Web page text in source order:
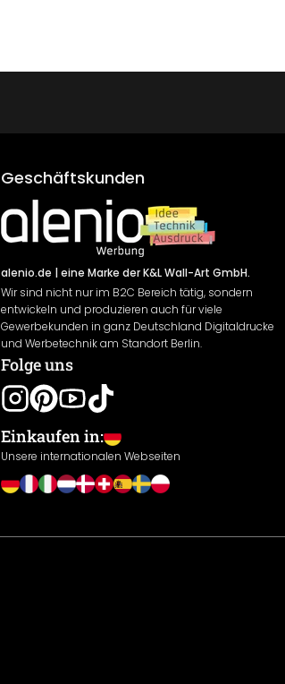
Geschäftskunden
alenio.de | eine Marke der K&L Wall-Art GmbH.
Wir sind nicht nur im B2C Bereich tätig, sondern
entwickeln und produzieren auch für viele
Gewerbekunden in ganz Deutschland Digitaldrucke
und Werbetechnik am Standort Berlin.
Folge uns
Einkaufen in:
Unsere internationalen Webseiten